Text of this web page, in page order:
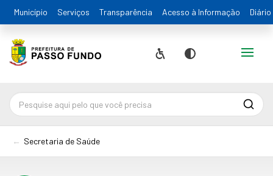
Município Serviços Transparência Acesso à Informação
Acessibilidade
Contraste
Alternar
Secretaria de Saúde